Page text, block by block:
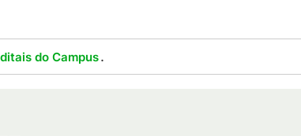
do Campus.